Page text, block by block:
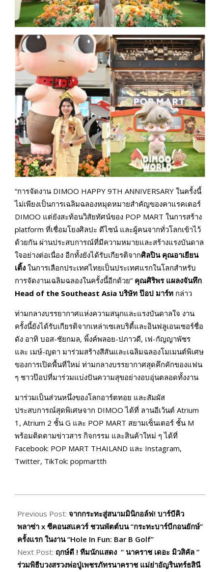
“การจัดงาน DIMOO HAPPY 9TH ANNIVERSARY ในครั้งนี้
ไม่เพียงเป็นการเฉลิมฉลองหมุดหมายสำคัญของคาแรคเตอร์
DIMOO แต่ยังสะท้อนวิสัยทัศน์ของ POP MART ในการสร้าง
platform ที่เชื่อมโยงศิลปะ ดีไซน์ และผู้คนจากทั่วโลกเข้าไว้
ด้วยกัน ผ่านประสบการณ์ที่มีความหมายและสร้างแรงบันดาล
ใจอย่างต่อเนื่อง อีกทั้งยังได้รับเกียรติจากศิลปิน คุณอาเยียน
เติ้ง ในการเลือกประเทศไทยเป็นประเทศแรกในโลกสำหรับ
การจัดงานเฉลิมฉลองในครั้งนี้อีกด้วย” คุณศิริพร แผลงจันทึก
Head of the Southeast Asia บริษัท ป๊อป มาร์ท กล่าว
ท่ามกลางบรรยากาศแห่งความสนุกและแรงบันดาลใจ งาน
ครั้งนี้ยังได้รับเกียรติจากเหล่าเซเลบริตี้และอินฟลูเอนเซอร์ชื่อ
ดัง อาทิ บอส-ชัยกมล, พิ้งค์พลอย-ปภาวดี, เฟ-กัญญาพัชร
และ เมษ์-ญดา มาร่วมสร้างสีสันและเฉลิมฉลองโมเมนต์พิเศษ
ของการเปิดพื้นที่ใหม่ ท่ามกลางบรรยากาศสุดคึกคักของแฟน
ๆ ชาวป๊อปที่มาร่วมแบ่งปันความสุขอย่างอบอุ่นตลอดทั้งงาน
มาร่วมเป็นส่วนหนึ่งของโลกอาร์ตทอย และสัมผัส
ประสบการณ์สุดพิเศษจาก DIMOO ได้ที่ ลานอีเว้นต์ Atrium
1, Atrium 2 ชั้น G และ POP MART สยามเซ็นเตอร์ ชั้น M
พร้อมติดตามข่าวสาร กิจกรรม และสินค้าใหม่ ๆ ได้ที่
Facebook: POP MART THAILAND และ Instagram,
Twitter, TikTok: popmartth
05-
12
Previous Post: จากกระทะสู่สนามมินิกอล์ฟ! บาร์บีคิว
พลาซ่า x ซีคอนสแควร์ ชวนพัตต์บน “กระทะบาร์บีกอนยักษ์”
ครั้งแรก ในงาน “Hole In Fun: Bar B Golf”
Next Post: ฤกษ์ดี ! ทีมนักแสดง “ นาคราช เดอะ มิวสิคัล ”
ร่วมพิธีบวงสรวงพ่อปู่เพชรภัทรนาคราช แม่ย่าอัญรินทร์ธสินี